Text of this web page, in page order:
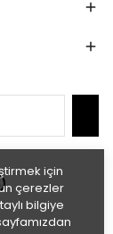
için
çerezler
bilgiye